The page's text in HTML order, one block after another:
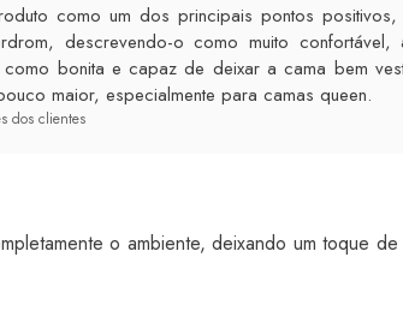
como um dos principais pontos
descrevendo-o como muito
bonita e capaz de deixar a cama bem
maior, especialmente para camas queen.
dos clientes
o ambiente, deixando um toque